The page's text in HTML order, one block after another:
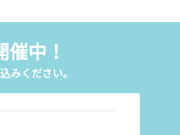
催中！
みください。